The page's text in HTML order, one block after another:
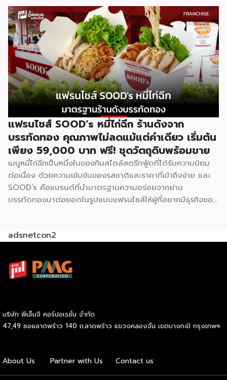
GMF คือการลงทุนที่ไม่สูง ไม่ต้องกังวลเรื่องการคิดสูตรอาหาร
เพราะทุกอย่างมีมาตรฐานจากฟาร์มเฮ้าส์รองรับอยู่แล้ว เหมาะกับ
ผู้ที่อยากมีธุรกิจของตัวเองแต่ไม่มีพื้นฐานด้านการทำอาหาร รู้จัก
Good Morning Farmhouse ก่อนตัดสินใจ Good Morning
Farmhouse เป็นโครงการแฟรนไชส์ภายใต้บริษัทฟาร์มเฮ้าส์ ที่
เปิดโอกาสให้ผู้สนใจมีธุรกิจเป็นของตัวเอง ประกอบการได้ในเวลา
สั้นๆ โดยผู้ร่วมค้าจะได้รับสิทธิ์พิเศษในการซื้อส่วนผสมแซนด์วิช
สูตรเฉพาะจากฟาร์มเฮ้าส์โดยตรง พร้อมการสนับสนุนด้าน
อุปกรณ์ วัตถุดิบ และการอบรมทักษะการทำแซนด์วิชอย่างถูกวิธี
ตามหลักสุขาภิบาลและอนามัย เมนูของแบรนด์มีให้เลือกถึง 8 ไส้
ได้แก่ แซนด์วิชโฮลวีตไส้แฮมหมูหยอง ไส้แฮม ไส้ปูอัด ไส้ไข่ดาว
หมูหยองพริกเผา ไส้เทสตี้แฮม ไส้ทูน่าหมูหยอง ไส้ทูน่า และไส้
หมูหยองพริกเผา ครอบคลุมทั้งรสชาติคลาสสิกและรสชาติที่คน
ไทยคุ้นเคย ปรัชญาสำคัญที่ผู้ร่วมค้าต้องยึดถือคือ “แซนด์วิชมี
คุณภาพ ใหม่ สด สะอาด อร่อย” ภายใต้มาตรฐานของฟาร์มเฮ้าส์
ปัจจุบัน GMF ได้รับความนิยมกระจายอยู่ทั่วกรุงเทพฯ และ
ปริมณฑล […]
แฟรนไชส์ SOOD’s หมี่ไก่ฉีก ร้านดังจาก
บรรทัดทอง คุณภาพไม่ลดแม้แต่คำเดียว เริ่มต้น
เพียง 59,000 บาท ฟรี! ชุดวัตถุดิบพร้อมขาย
เมนูหมี่ไก่ฉีกเป็นหนึ่งในของกินสไตล์สตรีทฟู้ดที่ได้รับความนิยม
ต่อเนื่อง ด้วยความเข้มข้นของรสชาติและราคาที่เข้าถึงง่าย และ
SOOD’s คือแบรนด์ที่นำมาตรฐานความอร่อยจากย่าน
บรรทัดทองมาต่อยอดในรูปแบบแฟรนไชส์ให้ผู้ที่อยากมีธุรกิจของ
ทางการ เริ่มต้นเพียง 59,000 บาท ก็สามารถเปิดขายได้ทันที
ก่อนตัดสินใจ จุดขายหลักของ SOOD’s คือความอร่อยแบบต้น
ตำรับ มาตรฐานเดียวกับร้านดังจากบรรทัดทอง แต่นำมาปรับให้
กล่องมีรสชาติสม่ำเสมอไม่ว่าจะสั่งจากสาขาไหน เมนูของแบรนด์
เน้นความเรียบง่ายแต่จัดเต็มด้านรสชาติ ได้แก่ หมี่ไก่ฉีก ไซส์ S
ราคา 69 บาท และไซส์ M ราคา 85 บาท หมี่ไก่แซ่บไซส์ M ราคา
นุ่มกำลังดี เนื้อไก่ฉีกแน่น หมูย่างหอมฉ่ำ […]
adsnetcon2
บริษัท พีเอ็มจี คอร์ปอเรชั่น จำกัด
47,49 ซอยลาดพร้าว 140 ถ.ลาดพร้าว แขวงคลองจั่น เขตบางกะปิ กรุงเทพฯ
About Us Partner with Us Contact us